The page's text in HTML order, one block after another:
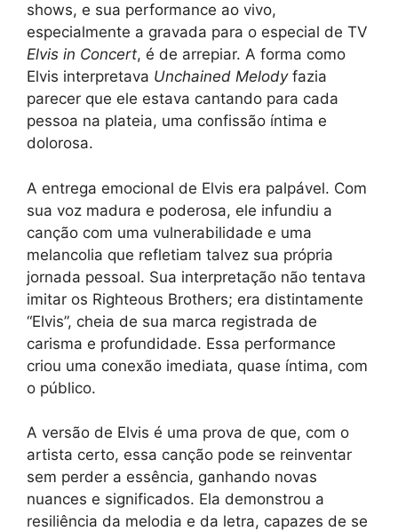
shows, e sua performance ao vivo,
especialmente a gravada para o especial de TV
Elvis in Concert, é de arrepiar. A forma como
Elvis interpretava Unchained Melodyfazia
parecer que ele estava cantando para cada
pessoa na plateia, uma confissão íntima e
dolorosa.
A entrega emocional de Elvis era palpável. Com
sua voz madura e poderosa, ele infundiu a
canção com uma vulnerabilidade e uma
melancolia que refletiam talvez sua própria
jornada pessoal. Sua interpretação não tentava
imitar os Righteous Brothers; era distintamente
“Elvis”, cheia de sua marca registrada de
carisma e profundidade. Essa performance
criou uma conexão imediata, quase íntima, com
o público.
A versão de Elvis é uma prova de que, com o
artista certo, essa canção pode se reinventar
sem perder a essência, ganhando novas
nuances e significados. Ela demonstrou a
resiliência da melodia e da letra, capazes de se